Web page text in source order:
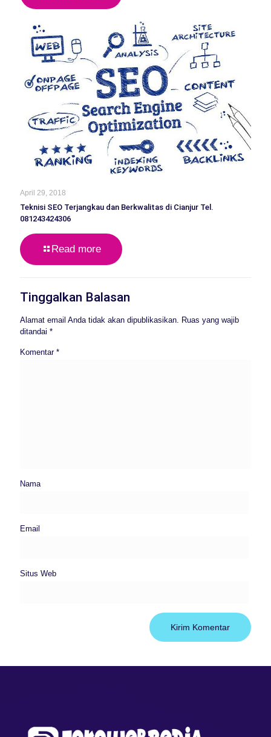
April 29, 2018
Teknisi SEO Terjangkau dan Berkwalitas di Cianjur Tel.
081243424306
Read more
Tinggalkan Balasan
Alamat email Anda tidak akan dipublikasikan. Ruas yang wajib
ditandai *
Komentar *
Nama
Email
Situs Web